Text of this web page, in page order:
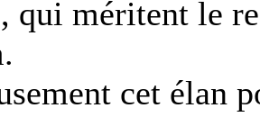
qui méritent le
cet élan